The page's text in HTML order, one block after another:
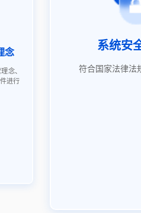
念
念、
进行
系统安
符合国家法律法